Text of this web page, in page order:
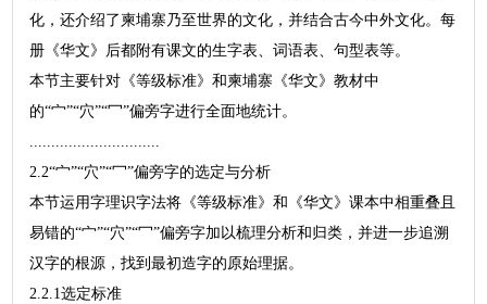
化，还介绍了柬埔寨乃至世界的文化，并结合古今中外文化。每
册《华文》后都附有课文的生字表、词语表、句型表等。
本节主要针对《等级标准》和柬埔寨《华文》教材中
的“宀”“穴”“冖”偏旁字进行全面地统计。
..............................
2.2“宀”“穴”“冖”偏旁字的选定与分析
本节运用字理识字法将《等级标准》和《华文》课本中相重叠且
易错的“宀”“穴”“冖”偏旁字加以梳理分析和归类，并进一步追溯
汉字的根源，找到最初造字的原始理据。
2.2.1选定标准